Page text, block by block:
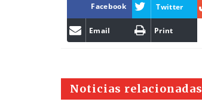
Facebook Twitter
Email Print
Noticias relacionadas